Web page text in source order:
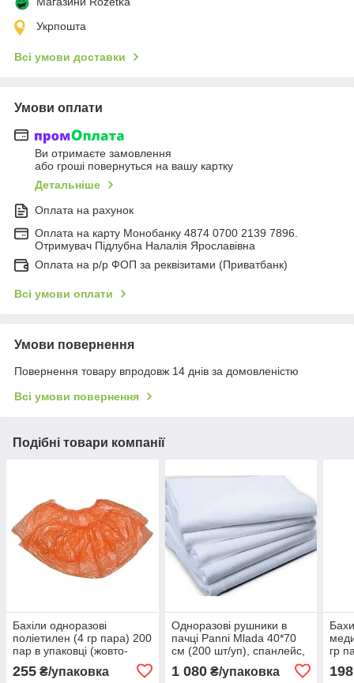
Укрпошта
Всі умови доставки
Умови оплати
Ви отримаєте замовлення
або гроші повернуться на вашу картку
Детальніше
Оплата на рахунок
Оплата на карту Монобанку 4874 0700 2139 7896.
Отримувач Підлубна Налалія Ярославівна
Оплата на р/р ФОП за реквізитами (Приватбанк)
Всі умови оплати
Умови повернення
Повернення товару впродовж 14 днів за домовленістю
Всі умови повернення
Подібні товари компанії
Бахіли одноразові
поліетилен (4 гр пара) 200
пар в упаковці (жовто-
255 ₴/упаковка
Одноразові рушники в
пачці Panni Mlada 40*70
см (200 шт/уп), спанлейс,
1 080₴/упаковка
гр
198